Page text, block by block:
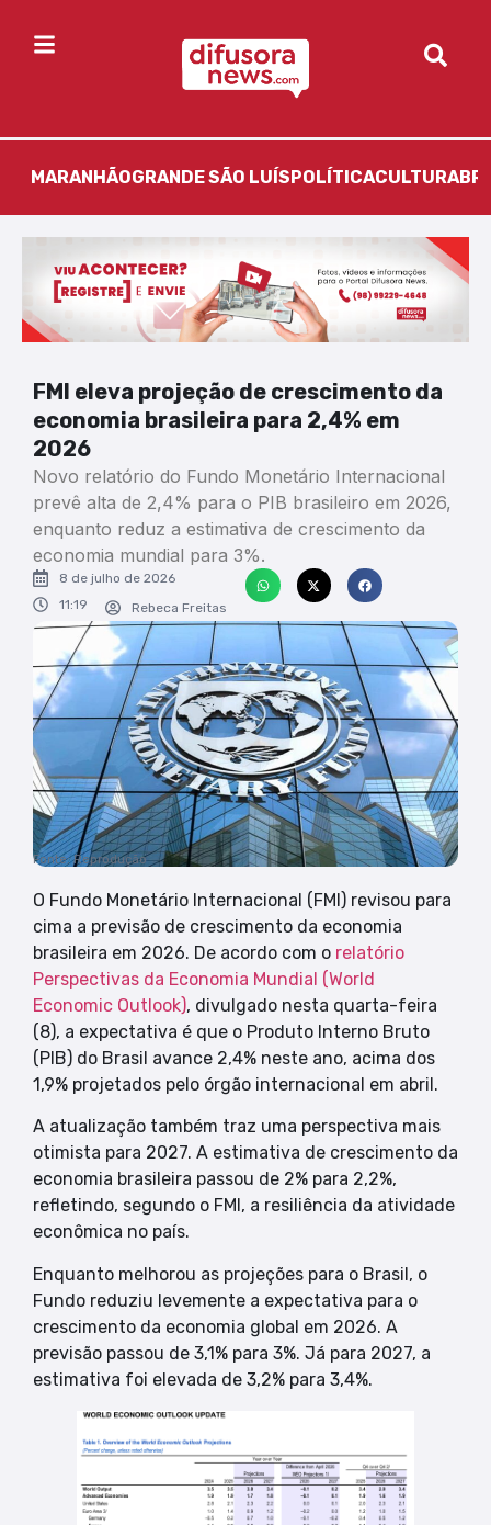
MARANHÃOGRANDE SÃO LUÍS POLÍTICACULTURA
FMI eleva projeção de crescimento da
economia brasileira para 2,4% em
2026
Novo relatório do Fundo Monetário Internacional
prevê alta de 2,4% para o PIB brasileiro em 2026,
enquanto reduz a estimativa de crescimento da
economia mundial para 3%.
8 de julho de 2026
11:19
Rebeca Freitas
Fonte: Reprodução
O Fundo Monetário Internacional (FMI) revisou para
cima a previsão de crescimento da economia
brasileira em 2026. De acordo com o relatório
Perspectivas da Economia Mundial (World
Economic Outlook), divulgado nesta quarta-feira
(8), a expectativa é que o Produto Interno Bruto
(PIB) do Brasil avance 2,4% neste ano, acima dos
1,9% projetados pelo órgão internacional em abril.
A atualização também traz uma perspectiva mais
otimista para 2027. A estimativa de crescimento da
economia brasileira passou de 2% para 2,2%,
refletindo, segundo o FMI, a resiliência da atividade
econômica no país.
Enquanto melhorou as projeções para o Brasil, o
Fundo reduziu levemente a expectativa para o
crescimento da economia global em 2026. A
previsão passou de 3,1% para 3%. Já para 2027, a
estimativa foi elevada de 3,2% para 3,4%.